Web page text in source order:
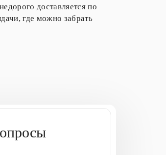
доставляется по
где можно забрать